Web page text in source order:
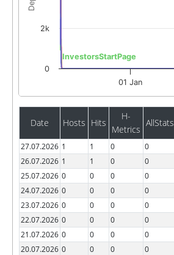
InvestorsStartPage
01 Jan
0
2k
Date Hosts Hits
H-
Metrics
AllStats
27.07.2026 1 1 0 0
26.07.2026 1 1 0 0
25.07.2026 0 0 0 0
24.07.2026 0 0 0 0
23.07.2026 0 0 0 0
22.07.2026 0 0 0 0
21.07.2026 0 0 0 0
20.07.2026 0 0 0 0